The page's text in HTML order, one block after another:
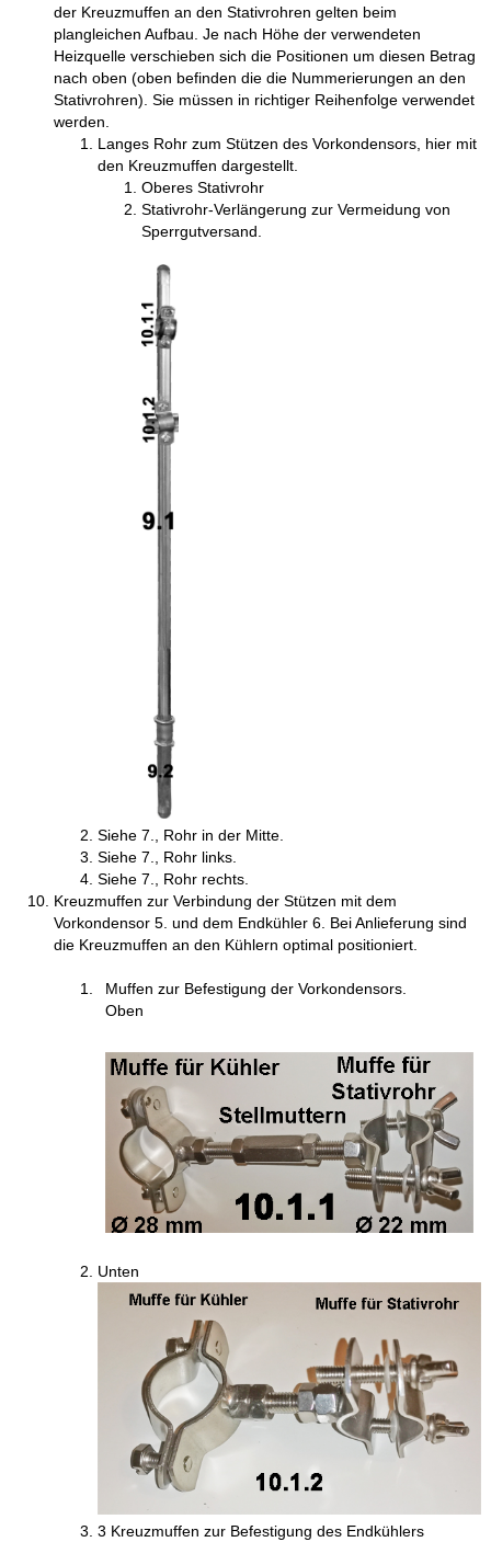
der Kreuzmuffen an den Stativrohren gelten beim
plangleichen Aufbau. Je nach Höhe der verwendeten
Heizquelle verschieben sich die Positionen um diesen Betrag
nach oben (oben befinden die die Nummerierungen an den
Stativrohren). Sie müssen in richtiger Reihenfolge verwendet
werden.
Langes Rohr zum Stützen des Vorkondensors, hier mit
den Kreuzmuffen dargestellt.
Oberes Stativrohr
Stativrohr-Verlängerung zur Vermeidung von
Sperrgutversand.
Siehe 7., Rohr in der Mitte.
Siehe 7., Rohr links.
Siehe 7., Rohr rechts.
Kreuzmuffen zur Verbindung der Stützen mit dem
Vorkondensor 5. und dem Endkühler 6. Bei Anlieferung sind
die Kreuzmuffen an den Kühlern optimal positioniert.
Muffen zur Befestigung der Vorkondensors.
Oben
Unten
3 Kreuzmuffen zur Befestigung des Endkühlers